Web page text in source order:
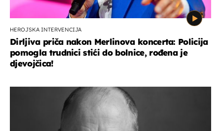
HEROJSKA INTERVENCIJA
Dirljiva priča nakon Merlinova koncerta: Policija
pomogla trudnici stići do bolnice, rođena je
djevojčica!